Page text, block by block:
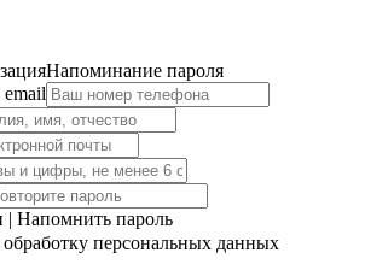
Напоминание пароля
| Напомнить пароль
персональных данных